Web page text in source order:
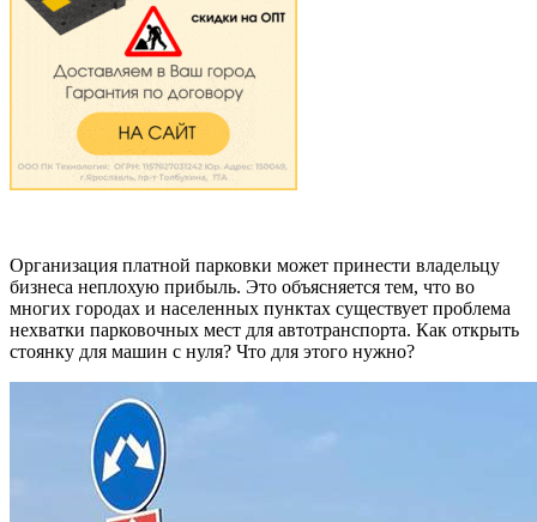
Организация платной парковки может принести владельцу
бизнеса неплохую прибыль. Это объясняется тем, что во
многих городах и населенных пунктах существует проблема
нехватки парковочных мест для автотранспорта. Как открыть
стоянку для машин с нуля? Что для этого нужно?